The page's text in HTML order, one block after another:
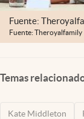
Fuente:
Fuente: Theroyalfamily
Temas
Kate Middleton